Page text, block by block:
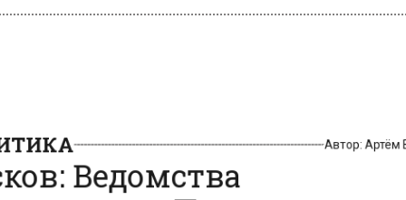
Ведомства
Путину о